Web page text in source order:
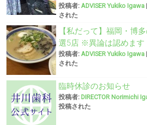
投稿者: ADVISER Yukiko Igawa
された
【私だって】福岡・博
選5店 ※異論は認めます
投稿者: ADVISER Yukiko Igawa
された
臨時休診のお知らせ
投稿者:DIRECTOR Norimichi
投稿された